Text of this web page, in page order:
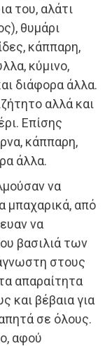
του, αλάτι
θυμάρι
κάππαρη,
κύμινο,
διάφορα άλλα.
αλλά και
Επίσης
κάππαρη,
άλλα.
να
μπαχαρικά, από
να
βασιλιά των
στους
απαραίτητα
και βέβαια για
σε όλους.
αφού